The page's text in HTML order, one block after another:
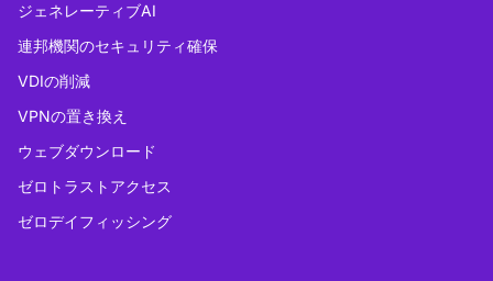
ジェネレーティブAI
連邦機関のセキュリティ確保
VDIの削減
VPNの置き換え
ウェブダウンロード
ゼロトラストアクセス
ゼロデイフィッシング